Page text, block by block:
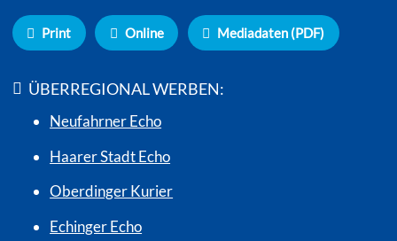
Print Online Mediadaten (PDF)
ÜBERREGIONAL WERBEN:
Neufahrner Echo
Haarer Stadt Echo
Oberdinger Kurier
Echinger Echo